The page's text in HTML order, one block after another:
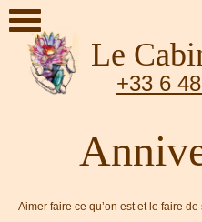
Le
+33 6
Aimer faire ce qu’on est et le faire